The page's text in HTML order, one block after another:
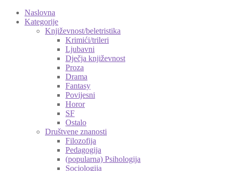
Naslovna
Kategorije
Književnost/beletristika
Krimići/trileri
Ljubavni
Dječja književnost
Proza
Drama
Fantasy
Povijesni
Horor
SF
Ostalo
Društvene znanosti
Filozofija
Pedagogija
(popularna) Psihologija
Sociologija